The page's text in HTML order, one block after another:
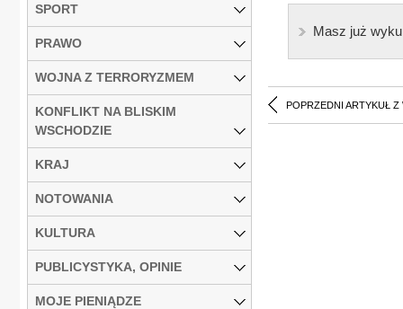
Masz już
POPRZEDNI ARTYKUŁ Z
SPORT
PRAWO
WOJNA Z TERRORYZMEM
KONFLIKT NA BLISKIM
WSCHODZIE
KRAJ
NOTOWANIA
KULTURA
PUBLICYSTYKA, OPINIE
MOJE PIENIĄDZE